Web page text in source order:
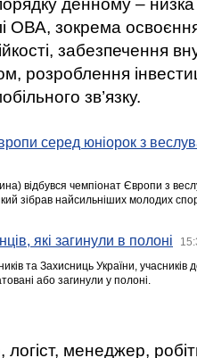
денному –
ОВА, зокрема освоєння
забезпечення
розроблення
зв’язку.
серед юніорок з
відбувся чемпіонат Європи з
зібрав найсильніших молодих
які загинули в полоні
та Захисниць України,
або загинули у полоні.
логіст, менеджер,